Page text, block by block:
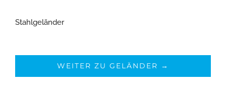
Stahlgeländer
WEITER ZU GELÄNDER →